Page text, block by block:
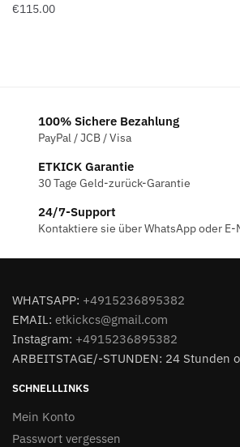
€115.00
100% Sichere Bezahlung
PayPal / JCB / Visa
ETKICK Garantie
30 Tage Geld-zurück-Garantie
24/7-Support
Kontaktiere sie über WhatsApp oder E-
WHATSAPP: +4915236895382
EMAIL: etkickcs@gmail.com
Instagram: +4915236895382
ARBEITSTAGE/-STUNDEN: 24 Stunden
SCHNELLLINKS
Mein Konto
Passwort vergessen